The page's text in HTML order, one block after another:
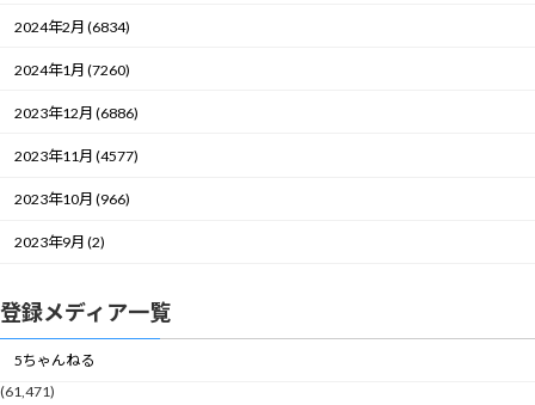
2024年2月 (6834)
2024年1月 (7260)
2023年12月 (6886)
2023年11月 (4577)
2023年10月 (966)
2023年9月 (2)
登録メディア一覧
5ちゃんねる
(61,471)